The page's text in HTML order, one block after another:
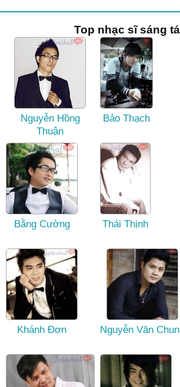
Top nhạc sĩ sáng
Nguyễn Hồng
Thuận
Bảo Thạch
Bằng Cường Thái Thịnh
Khánh Đơn Nguyễn Văn